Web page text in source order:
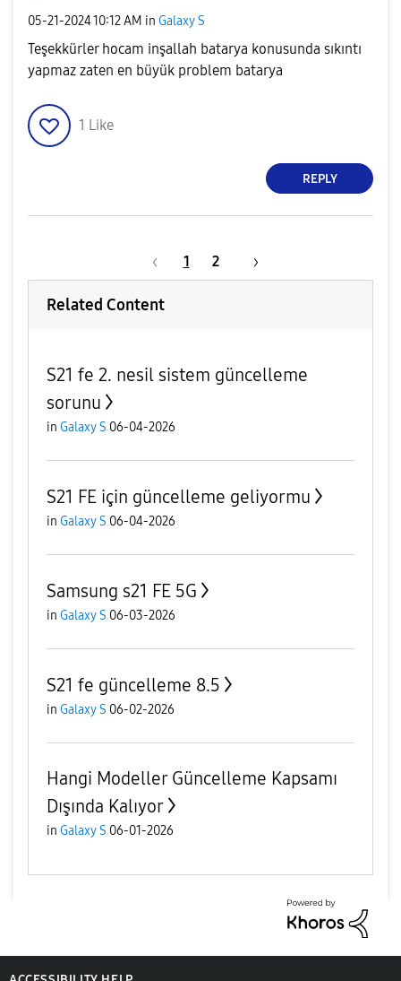
‎05-21-202410:12 AM in Galaxy S
Teşekkürler hocam inşallah batarya konusunda sıkıntı
yapmaz zaten en büyük problem batarya
1 Like
REPLY
1 2
Related Content
S21 fe 2. nesil sistem güncelleme
sorunu
in Galaxy S 06-04-2026
S21 FE için güncelleme geliyormu
in Galaxy S 06-04-2026
Samsung s21 FE 5G
in Galaxy S 06-03-2026
S21 fe güncelleme 8.5
in Galaxy S 06-02-2026
Hangi Modeller Güncelleme Kapsamı
Dışında Kalıyor
in Galaxy S 06-01-2026